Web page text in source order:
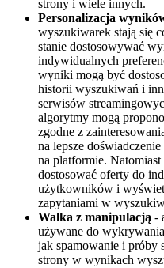
strony i wiele innych.
Personalizacja
wyszukiwarek stają się
stanie dostosowywać
indywidualnych
wyniki mogą być
historii wyszukiwań i
serwisów
algorytmy mogą
zgodne z
na lepsze
na platformie.
dostosować oferty do
użytkowników i
zapytaniami w
Walka z manipulacją -
używane do
jak spamowanie i próby
strony w wynikach